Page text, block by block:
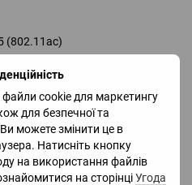
cookie для маркетингу
для безпечної та
можете змінити це в
Натисніть кнопку
на використання файлів
на сторінціУгода
(802.11ac)